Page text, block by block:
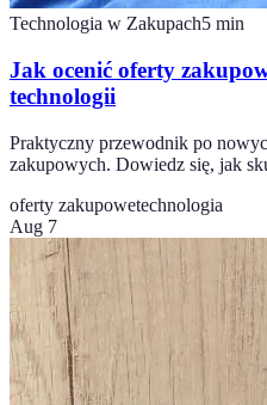
Technologia w Zakupach5 min
Jak ocenić oferty
technologii
Praktyczny przewodnik po
zakupowych. Dowiedz się, jak
oferty zakupowetechnologia
Aug 7